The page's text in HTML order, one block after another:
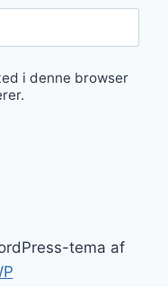
i denne browser
tema af